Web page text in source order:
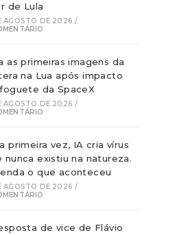
de Lula
AGOSTO DE 2026 /
as primeiras imagens da
na Lua após impacto
da SpaceX
AGOSTO DE 2026 /
primeira vez, IA cria vírus
nunca existiu na natureza.
o que aconteceu
AGOSTO DE 2026 /
de vice de Flávio